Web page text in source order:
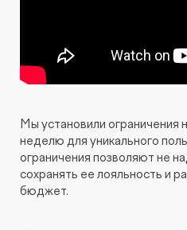
Мы установили ограничения
неделю для уникального
ограничения позволяют не
сохранять ее лояльность и
бюджет.